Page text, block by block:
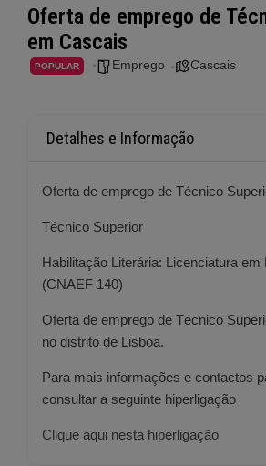
Oferta de emprego de
em Cascais
POPULAR Emprego Cascais
Detalhes e Informação
Oferta de emprego de Técnico
Técnico Superior
Habilitação Literária: Licenciatura em
(CNAEF 140)
Oferta de emprego de Técnico
no distrito de Lisboa.
Para mais informações e contactos
consultar a seguinte hiperligação
Clique aqui nesta hiperligação